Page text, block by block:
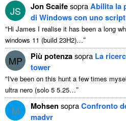
JS Jon ScaifesopraAbilita la
di Windows con uno script
“Hi James I realise it has been a long
windows 11 (build 23H2)…”
MP Più potenzasopra La
tower
“I've been on this hunt a few times
ultra nero (solo 5 5.25…”
M Mohsen sopraConfronto
madvr